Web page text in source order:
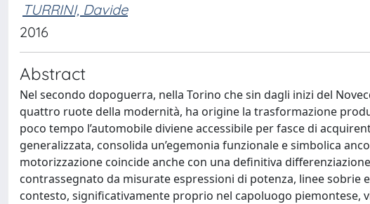
TURRINI, Davide
2016
Abstract
Nel secondo dopoguerra, nella Torino che sin dagli inizi del
quattro ruote della modernità, ha origine la trasformazione
poco tempo l’automobile diviene accessibile per fasce di
generalizzata, consolida un’egemonia funzionale e simbolica
motorizzazione coincide anche con una definitiva
contrassegnato da misurate espressioni di potenza, linee
contesto, significativamente proprio nel capoluogo piemontese,